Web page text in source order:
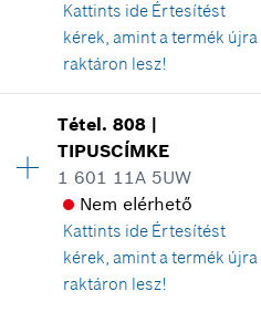
*A feltüntetett árak
kiskereskedelmi árak
17 007,00
*A feltüntetett árak
kiskereskedelmi árak
Kattints ide Értesítést
kérek, amint a termék újra
raktáron lesz!
Árcsoport :
Tartalék alkatrész
Hol kerül használatra
Az ábrán látható
Tétel.808 |
TIPUSCÍMKE
1 601 11A 5UW
Nem elérhető
Kattints ide Értesítést
kérek, amint a termék újra
raktáron lesz!